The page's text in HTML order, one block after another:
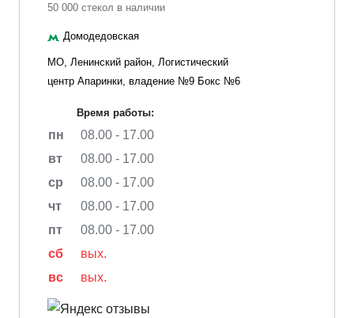
50 000 стекол в наличии
Домодедовская
МО, Ленинский район, Логистический
центр Апаринки, владение №9 Бокс №6
Время работы:
пн
08.00 - 17.00
вт
08.00 - 17.00
ср
08.00 - 17.00
чт
08.00 - 17.00
пт
08.00 - 17.00
сб
вых.
вс
вых.